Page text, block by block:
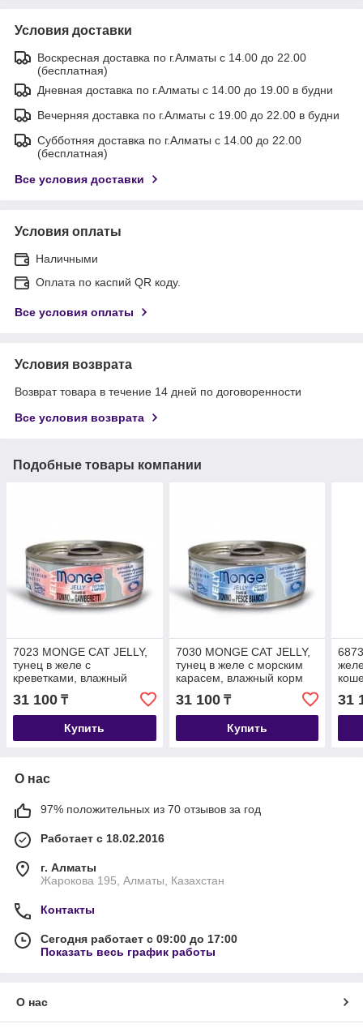
Условия доставки
Воскресная доставка по г.Алматы с 14.00 до 22.00
(бесплатная)
Дневная доставка по г.Алматы с 14.00 до 19.00 в будни
Вечерняя доставка по г.Алматы с 19.00 до 22.00 в будни
Субботняя доставка по г.Алматы с 14.00 до 22.00
(бесплатная)
Все условия доставки
Условия оплаты
Наличными
Оплата по каспий QR коду.
Все условия оплаты
Условия возврата
Возврат товара в течение 14 дней по договоренности
Все условия возврата
Подобные товары компании
7023 MONGE CAT JELLY,
тунец в желе с
креветками, влажный
корм для кошек, уп.24*80
гр.
31 100 ₸
Купить
7030 MONGE CAT JELLY,
тунец в желе с морским
карасем, влажный корм
для кошек, уп.24*80 гр.
31 100₸
Купить
31
О нас
97% положительных из 70 отзывов за год
Работает с 18.02.2016
г. Алматы
Жарокова 195, Алматы, Казахстан
Контакты
Сегодня работает с 09:00 до 17:00
Показать весь график работы
О нас